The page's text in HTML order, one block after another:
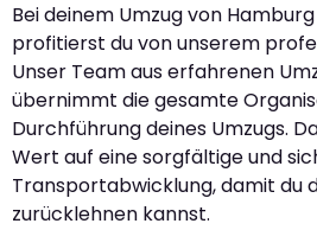
Bei deinem Umzug von
profitierst du von unserem
Unser Team aus erfahrenen
übernimmt die gesamte
Durchführung deines Umzugs.
Wert auf eine sorgfältige und
Transportabwicklung, damit du
zurücklehnen kannst.